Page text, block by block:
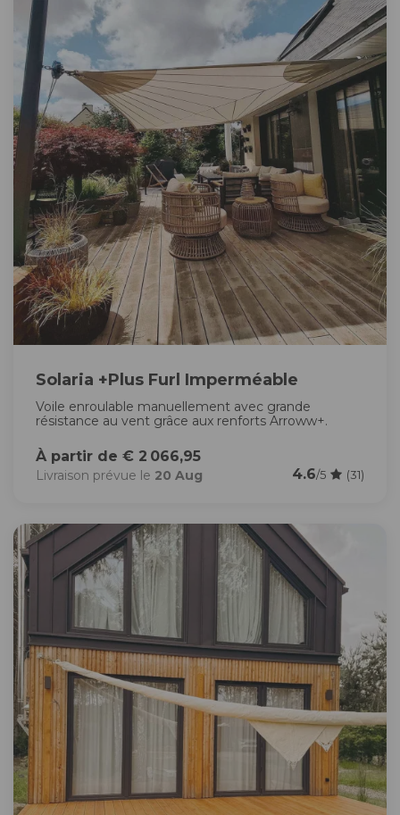
Solaria +Plus Furl Imperméable
Voile enroulable manuellement avec grande
résistance au vent grâce aux renforts Arroww+.
À partir de € 2 066,95
Livraison prévue le 20 Aug 4.6/5 (31)